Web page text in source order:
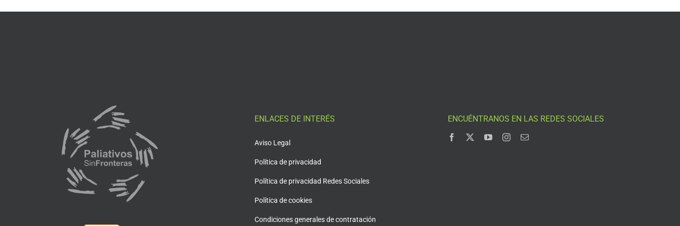
ENLACES DE INTERÉS
Aviso Legal
Política de privacidad
Política de privacidad Redes Sociales
Política de cookies
Condiciones generales de contratación
ENCUÉNTRANOS EN LAS REDES SOCIALES